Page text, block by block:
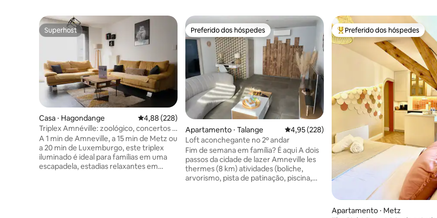
Superhost
Superhost
Casa ⋅ Hagondange 4,88 de uma avaliação média de 5, 228 avaliações
4,88 (228)
Triplex Amnéville: zoológico, concertos e
banheiros a pé
A 1 min de Amneville, a 15 min de Metz ou
a 20 min de Luxemburgo, este triplex
iluminado é ideal para famílias em uma
escapadela, estadias relaxantes em
Preferido dos hóspedes
Preferido dos hóspedes
Apartamento ⋅ Talange 4,95 de uma avaliação média de 5, 228
4,95 (228)
Loft aconchegante no 2º andar
Fim de semana em família? É aqui A dois
passos da cidade de lazer Amneville les
thermes (8 km) atividades (boliche,
arvorismo, pista de patinação, piscina,
Entre os melhores preferidos
Preferido dos hóspedes
Apartamento ⋅ Metz